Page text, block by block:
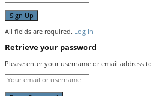
All fields are required. Log In
Retrieve your password
Please enter your username or email address